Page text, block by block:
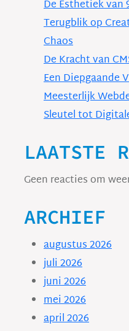
De Esthetiek van
Terugblik op
Chaos
De Kracht van
Een Diepgaande
Meesterlijk
Sleutel tot
LAATSTE
Geen reacties om
ARCHIEF
augustus 2026
juli 2026
juni 2026
mei 2026
april 2026